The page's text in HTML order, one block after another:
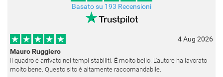
Basato su 193 Recensioni
4 Aug 2026
Mauro Ruggiero
Il quadro è arrivato nei tempi stabiliti. É molto bello. L'autore ha lavorato
molto bene. Questo sito è altamente raccomandabile.